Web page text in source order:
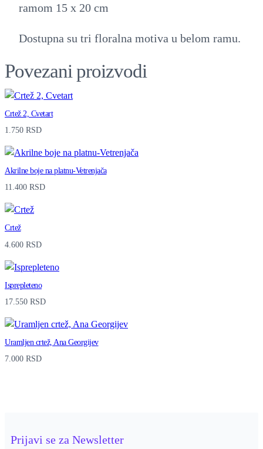
t
5
q
u
a
n
t
i
t
y
ramom 15 x 20 cm
Dostupna su tri floralna motiva u belom ramu.
Povezani proizvodi
Crtež 2, Cvetart
1.750 RSD
Akrilne boje na platnu-Vetrenjača
11.400 RSD
Crtež
4.600 RSD
Isprepleteno
17.550 RSD
Uramljen crtež, Ana Georgijev
7.000 RSD
Prijavi se za Newsletter